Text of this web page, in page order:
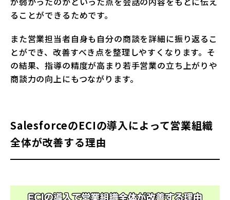
ることができるためです。
また営業担当者自身も自分の商談を詳細に振り返るこ
とができ、改善すべき点を整理しやすくなります。そ
の結果、指導の精度が高まり若手営業の立ち上がりや
商談力の向上にもつながります。
SalesforceのECIの導入によって営業組織
全体が改善する理由